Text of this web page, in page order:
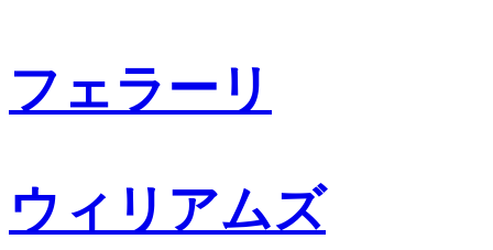
フェラーリ
ウィリアムズ